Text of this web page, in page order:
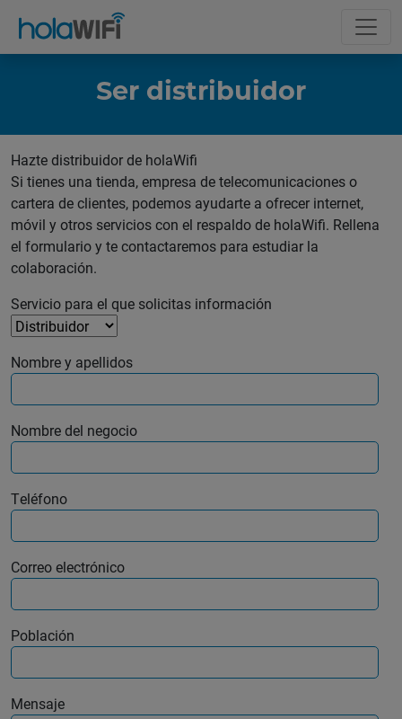
Ser distribuidor
Hazte distribuidor de holaWifi
Si tienes una tienda, empresa de telecomunicaciones o
cartera de clientes, podemos ayudarte a ofrecer internet,
móvil y otros servicios con el respaldo de holaWifi. Rellena
el formulario y te contactaremos para estudiar la
colaboración.
Servicio para el que solicitas información
Nombre y apellidos
Nombre del negocio
Teléfono
Correo electrónico
Población
Mensaje